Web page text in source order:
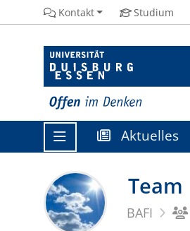
Kontakt Studium
Aktuelles
Team
BAFI